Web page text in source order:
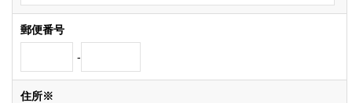
郵便番号
-
住所※